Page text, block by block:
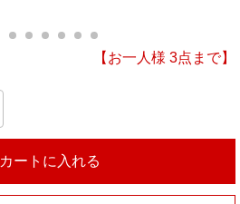
【お一人様 3点まで】
カートに入れる